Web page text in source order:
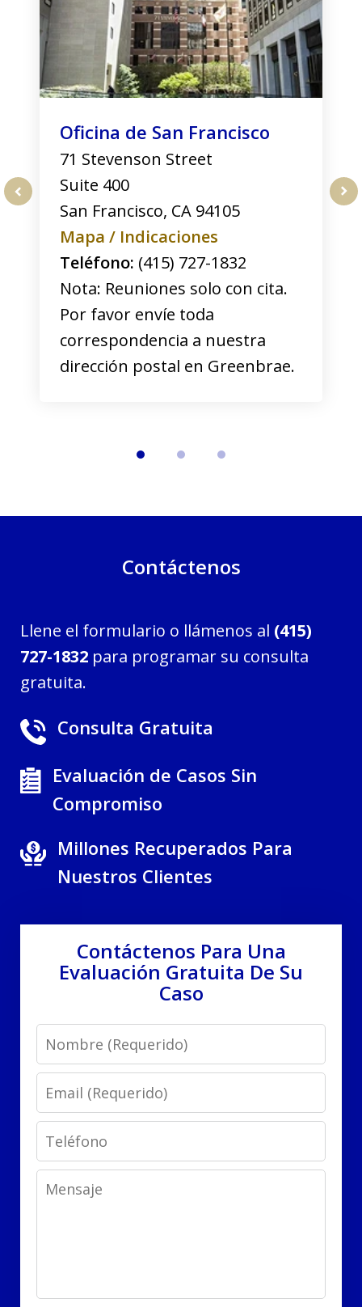
Oficina de San Francisco
71 Stevenson Street
Suite 400
San Francisco, CA 94105
Mapa / Indicaciones
Teléfono: (415) 727-1832
Nota: Reuniones solo con cita.
Por favor envíe toda
correspondencia a nuestra
dirección postal en Greenbrae.
Contáctenos
Llene el formulario o llámenos al (415)
727-1832 para programar su consulta
gratuita.
Consulta Gratuita
Evaluación de Casos Sin
Compromiso
Millones Recuperados Para
Nuestros Clientes
Contáctenos Para Una
Evaluación Gratuita De Su
Caso
Name
Email
Phone
Message